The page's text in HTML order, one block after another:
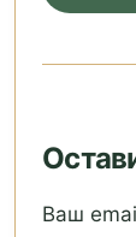
Ваш